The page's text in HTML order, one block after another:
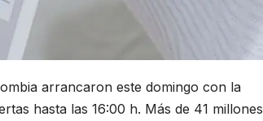
arrancaron este domingo con la
hasta las 16:00 h. Más de 41 millones